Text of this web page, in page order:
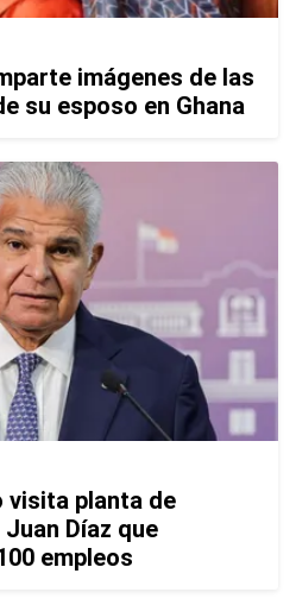
imágenes de las
su esposo en Ghana
visita planta de
Díaz que
empleos